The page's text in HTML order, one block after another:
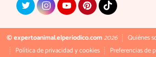
© expertoanimal.elperiodico.com2026 Quiénes
Política de privacidad y cookies
Preferencias de